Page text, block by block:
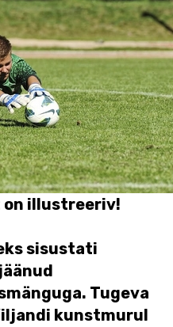
on illustreeriv!
sisustati
Tugeva
kunstmurul